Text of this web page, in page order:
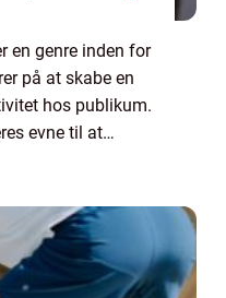
en genre inden for
på at skabe en
hos publikum.
evne til at